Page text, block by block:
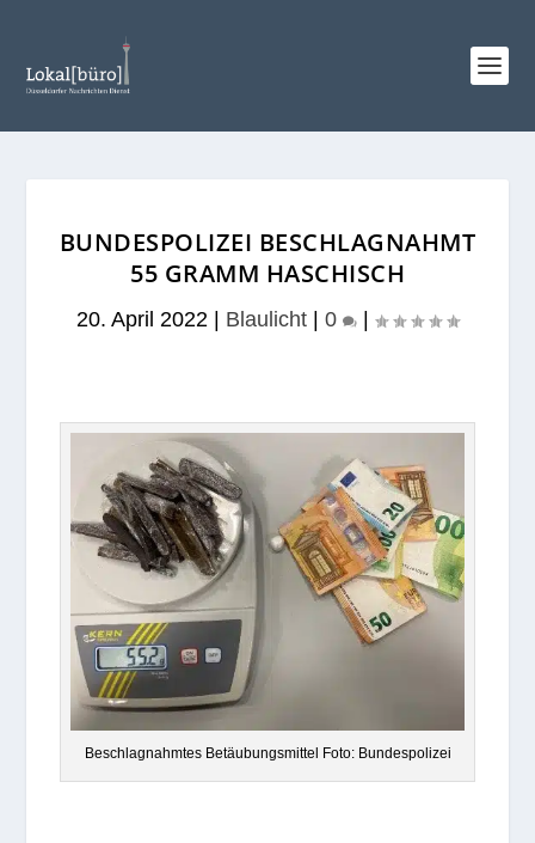
BUNDESPOLIZEI BESCHLAGNAHMT
55 GRAMM HASCHISCH
20. April 2022 Blaulicht 0
Beschlag­nahm­tes Betäu­bungs­mit­tel Foto: Bundespolizei